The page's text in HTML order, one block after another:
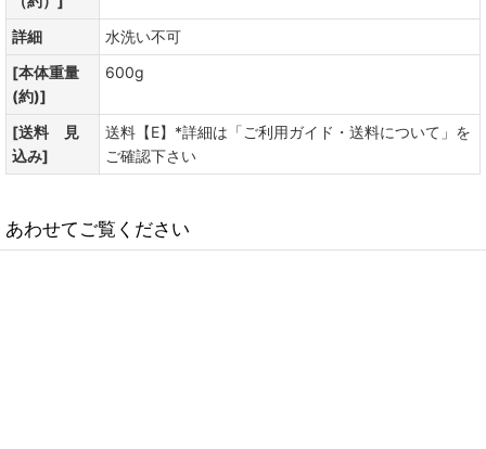
詳細
水洗い不可
[本体重量
(約)]
600g
[送料 見
込み]
送料【E】*詳細は「ご利用ガイド・送料について」を
ご確認下さい
あわせてご覧ください